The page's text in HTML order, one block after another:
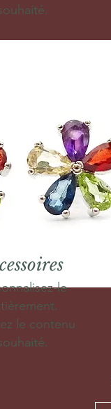
le
le contenu